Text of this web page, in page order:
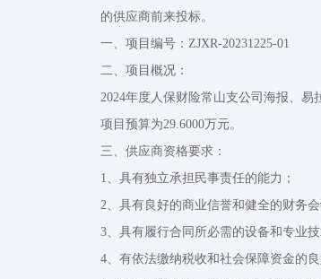
的供应商前来投标。
一、项目编号：ZJXR-20231225-01
二、项目概况：
2024年度人保财险常山支公司海报、易
项目预算为29.6000万元。
三、供应商资格要求：
1、具有独立承担民事责任的能力；
2、具有良好的商业信誉和健全的财务会
3、具有履行合同所必需的设备和专业技
4、有依法缴纳税收和社会保障资金的良